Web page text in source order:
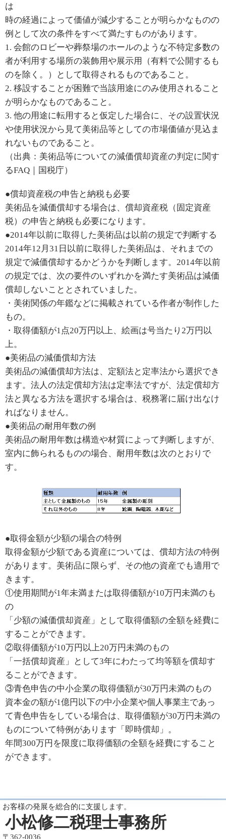
は
時の経過によって価値が減少することが明らかなものの
例として次の条件をすべて満たすものがあります。
1. 会館のロビーや葬祭場のホールのような不特定多数の
者が利用する場所の装飾用や展示用（有料で公開するも
のを除く。）として取得されるものであること。
2. 移設することが困難で当該用途にのみ使用されること
が明らかなものであること。
3. 他の用途に転用すると仮定した場合に、その設置状況
や使用状況から見て美術品等としての市場価値が見込ま
れないものであること。
（出典：美術品等についての減価償却資産の判定に関す
るFAQ｜国税庁）
●償却資産税の申告と納税も必要
美術品を減価償却する場合は、償却資産税（固定資産
税）の申告と納税も必要になります。
●2014年以前に取得した美術品は以前の規定で判断する
2014年12月31日以前に取得した美術品は、それまでの
規定で減価償却するかどうかを判断します。2014年以前
の規定では、次の要件のいずれかを満たす美術品は減価
償却しないこととされていました。
・美術関係の年鑑などに掲載されている作者が制作した
もの。
・取得価額が1点20万円以上、絵画は号当たり2万円以
上。
●美術品の減価償却方法
美術品の減価償却方法は、定額法と定率法から選択でき
ます。法人の法定償却方法は定率法ですが、法定償却方
法と異なる方法を選択する場合は、税務署に届け出なけ
ればなりません。
●美術品の耐用年数の例
美術品の耐用年数は構造や材質によって判断しますが、
室内に飾られるものの場合、耐用年数は次のとおりで
す。
●取得金額が少額の場合の特例
取得金額が少額である資産については、償却方法の特例
があります。美術品に限らず、その他の資産でも適用で
きます。
①使用期間が1年未満または取得価額が10万円未満のも
の
「少額の減価償却資産」として取得価額の全額を経費に
することができます。
②取得価額が10万円以上20万円未満のもの
「一括償却資産」として3年にわたって均等額を償却す
ることができます。
③青色申告の中小企業の取得価額が30万円未満のもの
資本金の額が1億円以下の中小企業や個人事業主であっ
て青色申告をしている場合は、取得価額が30万円未満の
ものについて特例があります「即時償却」。
年間300万円を限度に取得価額の全額を経費にすること
ができます。
お客様の発展を総合的に支援します。
小松修二税理士事務所
〒362-0036